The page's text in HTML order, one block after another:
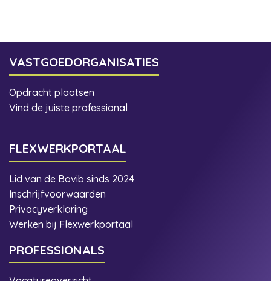
VASTGOEDORGANISATIES
Opdracht plaatsen
Vind de juiste professional
FLEXWERKPORTAAL
Lid van de Bovib sinds 2024
Inschrijfvoorwaarden
Privacyverklaring
Werken bij Flexwerkportaal
PROFESSIONALS